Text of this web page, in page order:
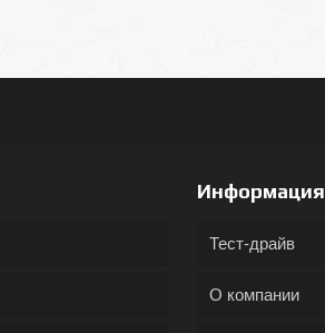
Информация
Тест-драйв
О компании